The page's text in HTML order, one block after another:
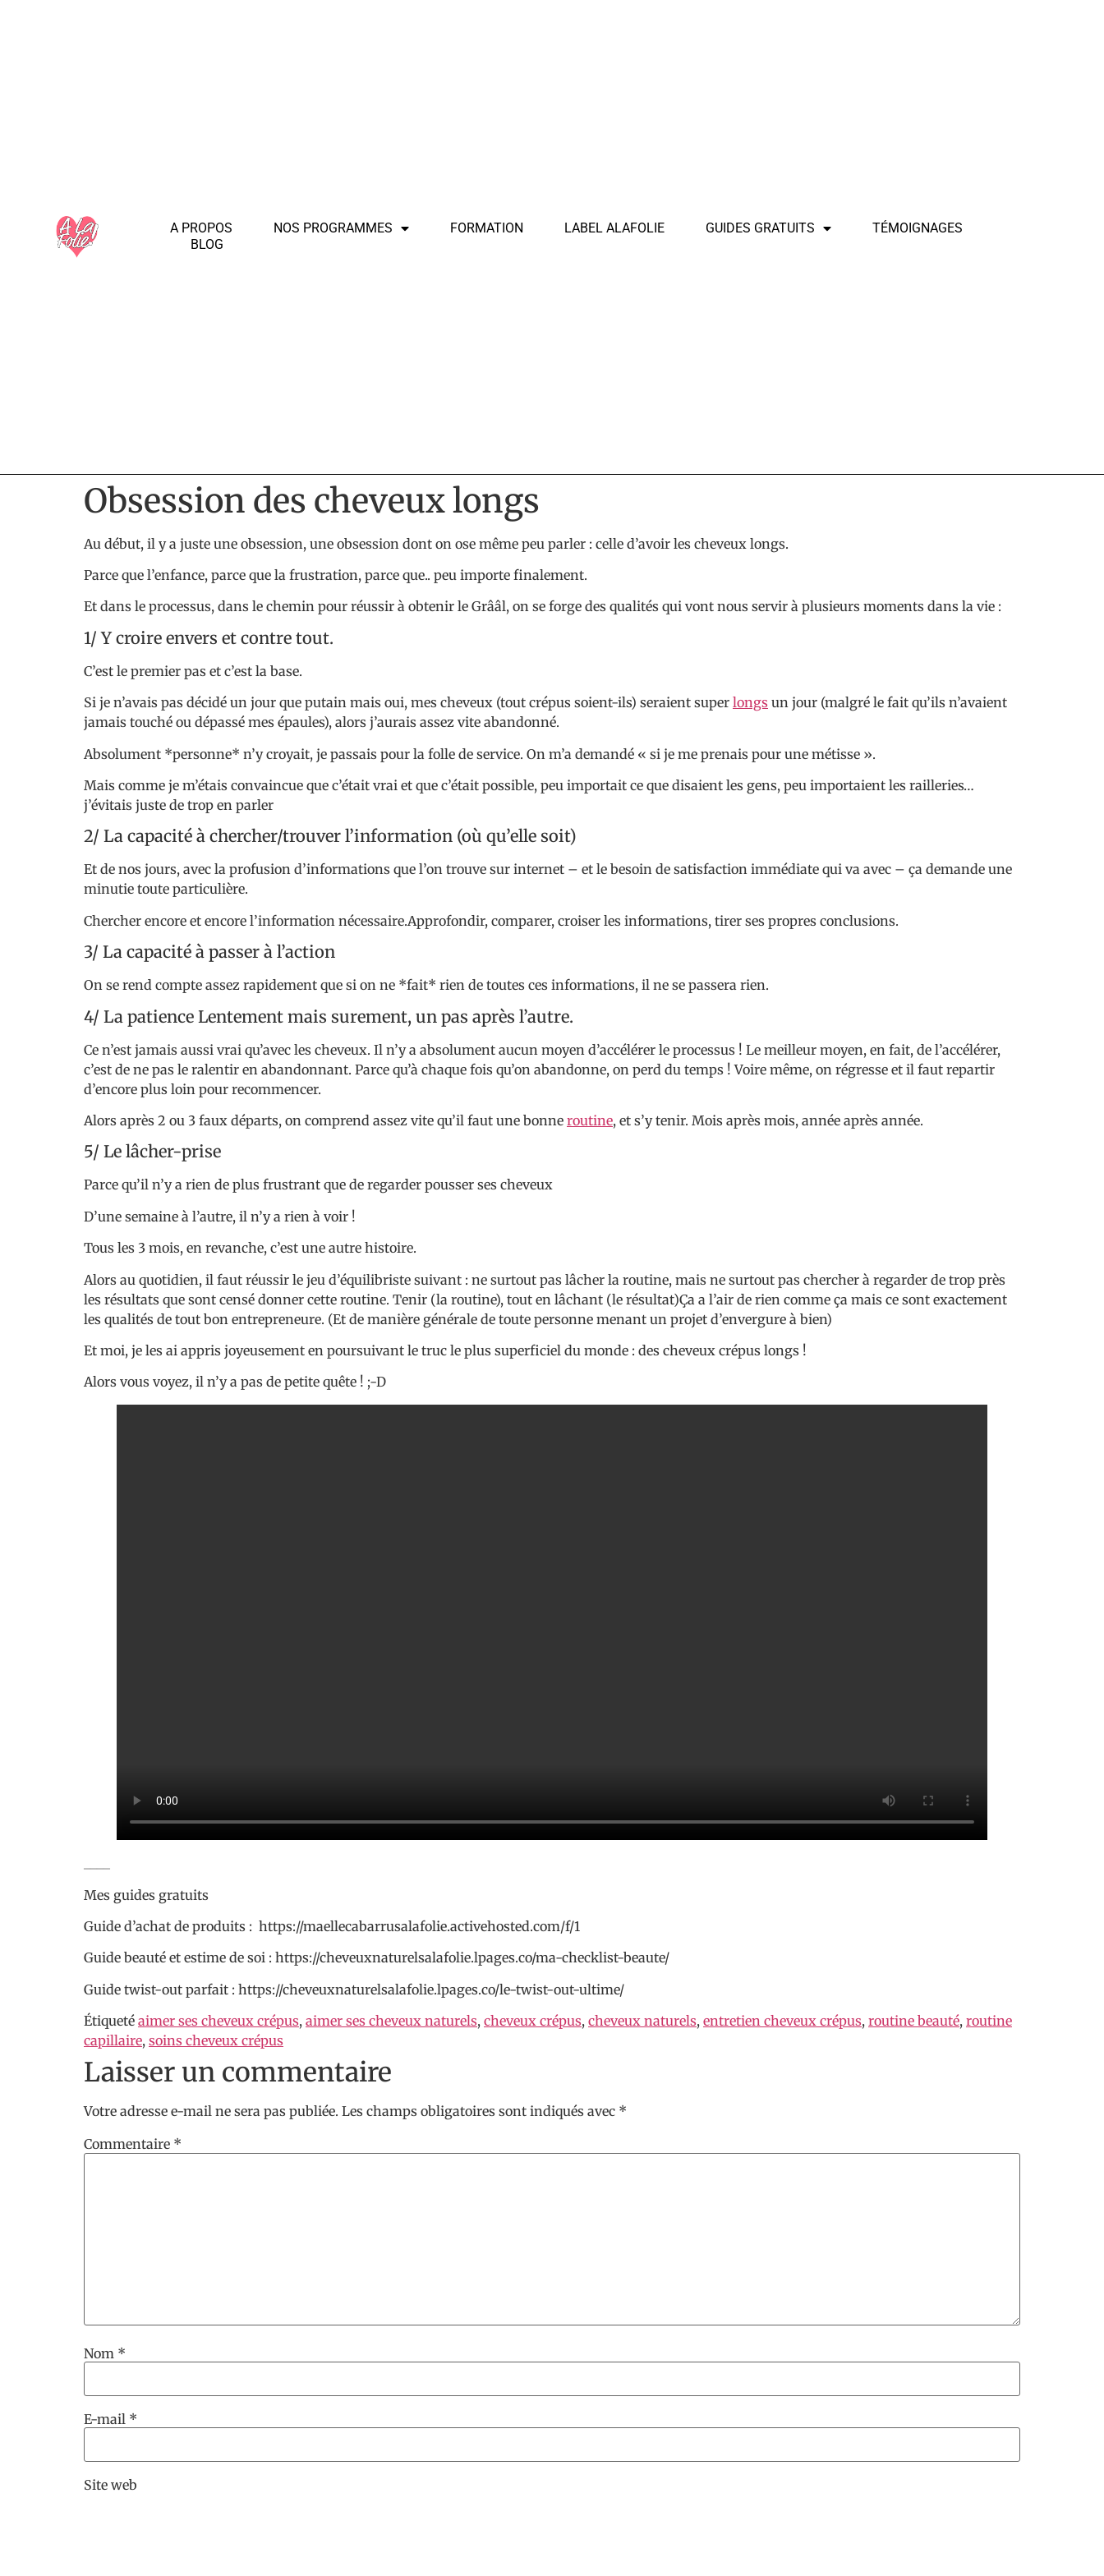
A PROPOS NOS PROGRAMMES FORMATION LABEL ALAFOLIE GUIDES GRATUITS
TÉMOIGNAGES
BLOG
Obsession des cheveux longs
Au début, il y a juste une obsession, une obsession dont on ose même peu parler : celle d’avoir les cheveux longs.
Parce que l’enfance, parce que la frustration, parce que.. peu importe finalement.
Et dans le processus, dans le chemin pour réussir à obtenir le Grââl, on se forge des qualités qui vont nous servir à plusieurs moments dans la vie :
1/ Y croire envers et contre tout.
C’est le premier pas et c’est la base.
Si je n’avais pas décidé un jour que putain mais oui, mes cheveux (tout crépus soient-ils) seraient super longs un jour (malgré le fait qu’ils n’avaient
jamais touché ou dépassé mes épaules), alors j’aurais assez vite abandonné.
Absolument *personne* n’y croyait, je passais pour la folle de service. On m’a demandé « si je me prenais pour une métisse ».
Mais comme je m’étais convaincue que c’était vrai et que c’était possible, peu importait ce que disaient les gens, peu importaient les railleries…
j’évitais juste de trop en parler
2/ La capacité à chercher/trouver l’information (où qu’elle soit)
Et de nos jours, avec la profusion d’informations que l’on trouve sur internet – et le besoin de satisfaction immédiate qui va avec – ça demande une
minutie toute particulière.
Chercher encore et encore l’information nécessaire.Approfondir, comparer, croiser les informations, tirer ses propres conclusions.
3/ La capacité à passer à l’action
On se rend compte assez rapidement que si on ne *fait* rien de toutes ces informations, il ne se passera rien.
4/ La patience Lentement mais surement, un pas après l’autre.
Ce n’est jamais aussi vrai qu’avec les cheveux. Il n’y a absolument aucun moyen d’accélérer le processus ! Le meilleur moyen, en fait, de l’accélérer,
c’est de ne pas le ralentir en abandonnant. Parce qu’à chaque fois qu’on abandonne, on perd du temps ! Voire même, on régresse et il faut repartir
d’encore plus loin pour recommencer.
Alors après 2 ou 3 faux départs, on comprend assez vite qu’il faut une bonne routine, et s’y tenir. Mois après mois, année après année.
5/ Le lâcher-prise
Parce qu’il n’y a rien de plus frustrant que de regarder pousser ses cheveux
D’une semaine à l’autre, il n’y a rien à voir !
Tous les 3 mois, en revanche, c’est une autre histoire.
Alors au quotidien, il faut réussir le jeu d’équilibriste suivant : ne surtout pas lâcher la routine, mais ne surtout pas chercher à regarder de trop près
les résultats que sont censé donner cette routine. Tenir (la routine), tout en lâchant (le résultat)Ça a l’air de rien comme ça mais ce sont exactement
les qualités de tout bon entrepreneure. (Et de manière générale de toute personne menant un projet d’envergure à bien)
Et moi, je les ai appris joyeusement en poursuivant le truc le plus superficiel du monde : des cheveux crépus longs !
Alors vous voyez, il n’y a pas de petite quête ! ;-D
Mes guides gratuits
Guide d’achat de produits : https://maellecabarrusalafolie.activehosted.com/f/1
Guide beauté et estime de soi : https://cheveuxnaturelsalafolie.lpages.co/ma-checklist-beaute/
Guide twist-out parfait : https://cheveuxnaturelsalafolie.lpages.co/le-twist-out-ultime/
Étiqueté aimer ses cheveux crépus, aimer ses cheveux naturels, cheveux crépus, cheveux naturels, entretien cheveux crépus, routine beauté, routine
capillaire, soins cheveux crépus
Laisser un commentaire
Votre adresse e-mail ne sera pas publiée. Les champs obligatoires sont indiqués avec *
Commentaire *
Nom *
E-mail *
Site web